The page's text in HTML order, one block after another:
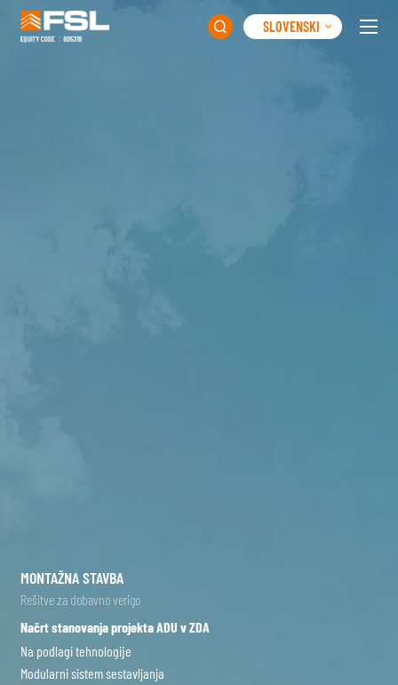
 SLOVENSKI
MONTAŽNA STAVBA
Rešitve za dobavno verigo
Načrt stanovanja projekta ADU v ZDA
Na podlagi tehnologije
Modularni sistem sestavljanja